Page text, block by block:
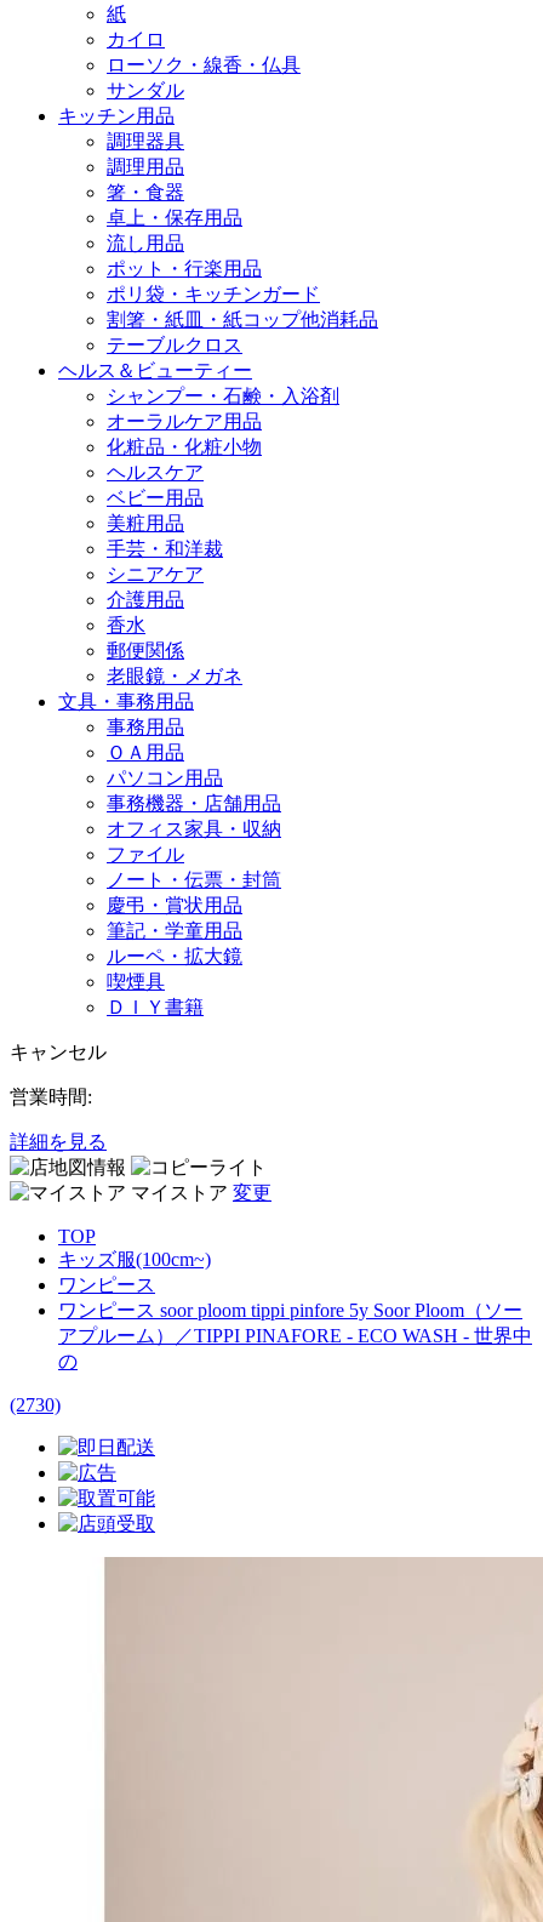
紙
カイロ
ローソク・線香・仏具
サンダル
キッチン用品
調理器具
調理用品
箸・食器
卓上・保存用品
流し用品
ポット・行楽用品
ポリ袋・キッチンガード
割箸・紙皿・紙コップ他消耗品
テーブルクロス
ヘルス＆ビューティー
シャンプー・石鹸・入浴剤
オーラルケア用品
化粧品・化粧小物
ヘルスケア
ベビー用品
美粧用品
手芸・和洋裁
シニアケア
介護用品
香水
郵便関係
老眼鏡・メガネ
文具・事務用品
事務用品
ＯＡ用品
パソコン用品
事務機器・店舗用品
オフィス家具・収納
ファイル
ノート・伝票・封筒
慶弔・賞状用品
筆記・学童用品
ルーペ・拡大鏡
喫煙具
ＤＩＹ書籍
キャンセル
営業時間:
詳細を見る
マイストア 変更
TOP
キッズ服(100cm~)
ワンピース
ワンピース soor ploom tippi pinfore 5y Soor Ploom（ソー
アプルーム）／TIPPI PINAFORE - ECO WASH - 世界中
の
(2730)